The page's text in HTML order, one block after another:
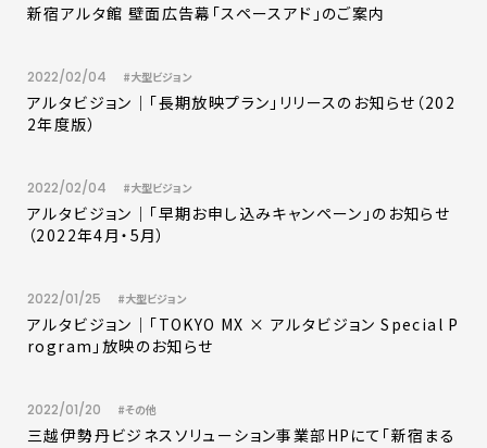
新宿アルタ館 壁面広告幕「スペースアド」のご案内
2022/02/04 #大型ビジョン
アルタビジョン｜「長期放映プラン」リリースのお知らせ（202
2年度版）
2022/02/04 #大型ビジョン
アルタビジョン｜「早期お申し込みキャンペーン」のお知らせ
（2022年4月・5月）
2022/01/25 #大型ビジョン
アルタビジョン｜「TOKYO MX × アルタビジョン Special P
rogram」放映のお知らせ
2022/01/20 #その他
三越伊勢丹ビジネスソリューション事業部HPにて「新宿まる